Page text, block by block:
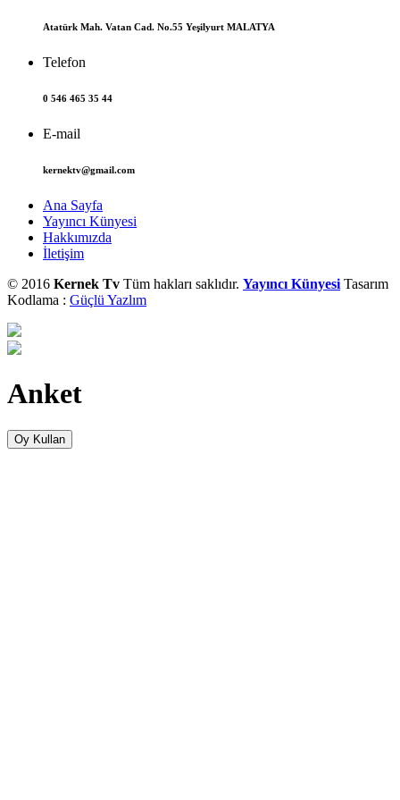
Atatürk Mah. Vatan Cad. No.55 Yeşilyurt MALATYA
Telefon
0 546 465 35 44
E-mail
kernektv@gmail.com
Ana Sayfa
Yayıncı Künyesi
Hakkımızda
İletişim
© 2016 Kernek Tv Tüm hakları saklıdır. Yayıncı Künyesi Tasarım
Kodlama : Güçlü Yazlım
Anket